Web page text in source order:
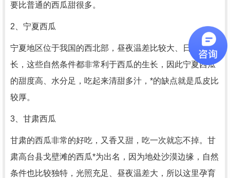
要比普通的西瓜甜很多。
2、宁夏西瓜
宁夏地区位于我国的西北部，昼夜温差比较大、日照时间
长，这些自然条件都非常利于西瓜的生长，因此宁夏西瓜
的甜度高、水分足，吃起来清甜多汁，*的缺点就是瓜皮比
较厚。
3、甘肃西瓜
甘肃的西瓜非常的好吃，又香又甜，吃一次就忘不掉。甘
肃高台县戈壁滩的西瓜*为出名，因为地处沙漠边缘，自然
条件也比较独特，光照充足、昼夜温差大，所以这里孕育